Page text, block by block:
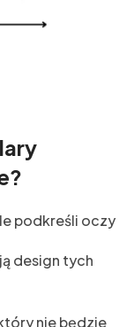
podkreśli oczy
design tych
nie będzie